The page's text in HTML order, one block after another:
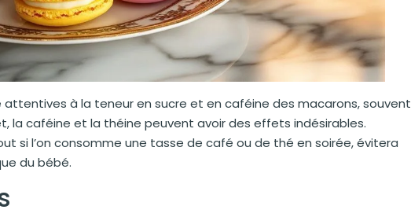
à la teneur en sucre et en caféine des macarons, souvent
la caféine et la théine peuvent avoir des effets indésirables.
si l’on consomme une tasse de café ou de thé en soirée, évitera
du bébé.